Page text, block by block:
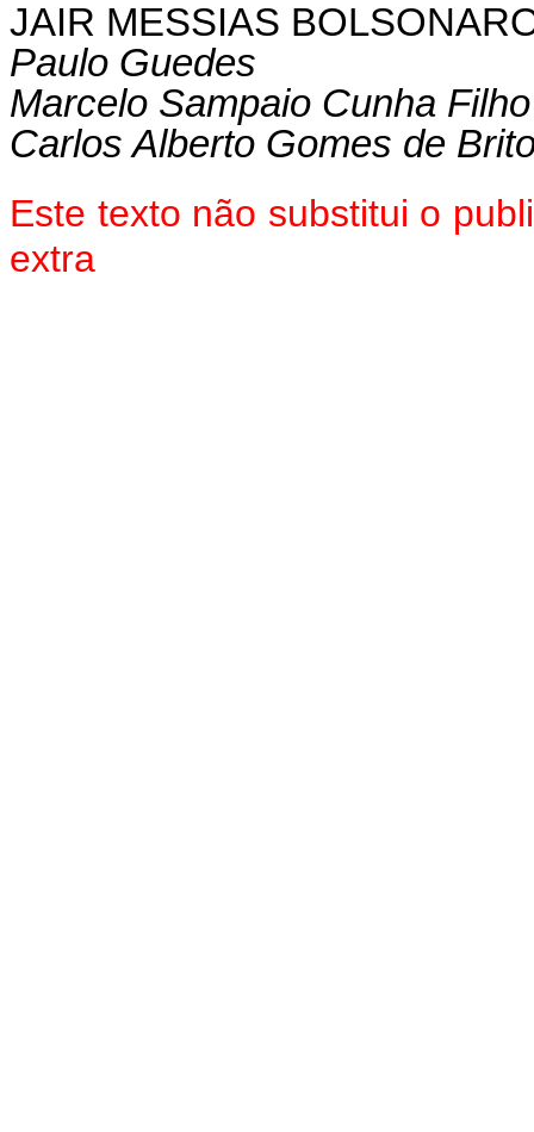
JAIR MESSIAS
Paulo Guedes
Marcelo Sampaio Cunha Filho
Carlos Alberto Gomes de
Este texto não substitui o
extra